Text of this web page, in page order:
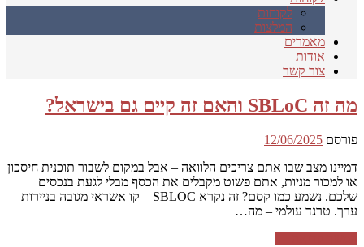
לקוחות
המלצות
מאמרים
אודות
צור קשר
מה זה SBLoC והאם זה קיים גם בישראל?
פורסם 12/06/2025
דמיינו מצב שבו אתם צריכים הלוואה – אבל במקום לשבור תוכנית חיסכון
או למכור מניות, אתם פשוט מקבלים את הכסף מבלי לגעת בנכסים
שלכם. נשמע כמו קסם? זה נקרא SBLOC – קו אשראי מגובה בניירות
ערך. טרנד עולמי – מה…